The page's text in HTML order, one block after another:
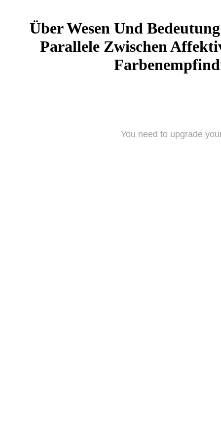
Über Wesen Und
Parallele Zwischen
You need to upgrade